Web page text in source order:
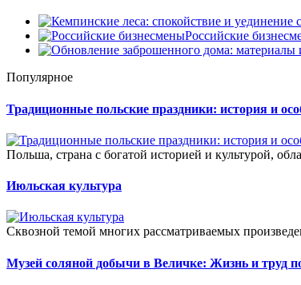
Российские
Популярное
Традиционные польские праздники: история и
Польша, страна с богатой историей и культурой,
Июльская культура
Сквозной темой многих рассматриваемых
Музей соляной добычи в Величке: Жизнь и труд